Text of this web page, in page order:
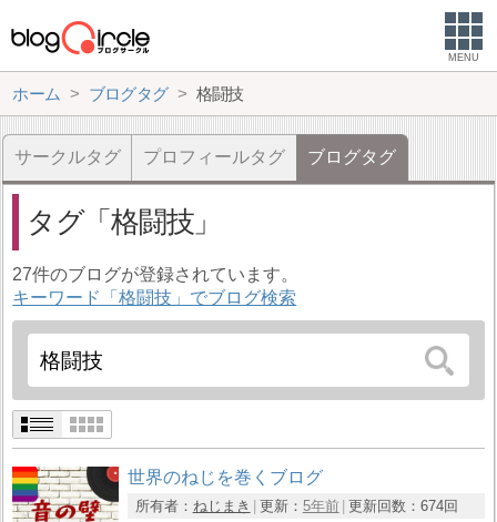
MENU
ホーム ブログタグ 格闘技
サークルタグ プロフィールタグ ブログタグ
タグ 格闘技
27件のブログが登録されています。
キーワード「格闘技」でブログ検索
世界のねじを巻くブログ
所有者： ねじまき 更新： 5年前 更新回数： 674回